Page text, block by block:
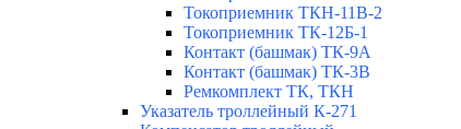
Токоприемник ТКН-11В-2
Токоприемник ТК-12Б-1
Контакт (башмак) ТК-9А
Контакт (башмак) ТК-3В
Ремкомплект ТК, ТКН
Указатель троллейный К-271